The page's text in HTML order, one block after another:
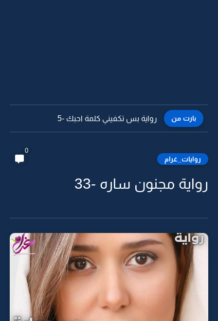
بارت من رواية بس تكفيني كلمة احبك -5
روايات_غرام
0
رواية مجنون ساره -33